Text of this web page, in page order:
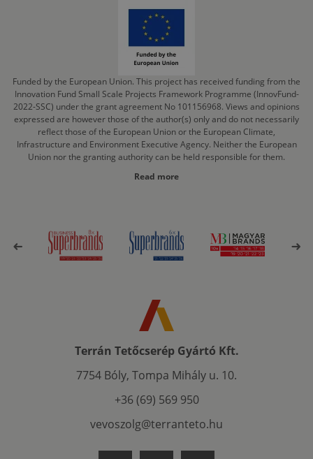
Funded by the European Union. This project has received funding from the
Innovation Fund Small Scale Projects Framework Programme (InnovFund-
2022-SSC) under the grant agreement No 101156968. Views and opinions
expressed are however those of the author(s) only and do not necessarily
reflect those of the European Union or the European Climate,
Infrastructure and Environment Executive Agency. Neither the European
Union nor the granting authority can be held responsible for them.
Read more
Terrán Tetőcserép Gyártó Kft.
7754 Bóly, Tompa Mihály u. 10.
+36 (69) 569 950
vevoszolg@terranteto.hu